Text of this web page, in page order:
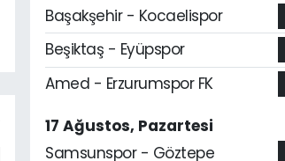
Başakşehir - Kocaelispor
Beşiktaş - Eyüpspor
Amed - Erzurumspor FK
17 Ağustos, Pazartesi
Samsunspor - Göztepe